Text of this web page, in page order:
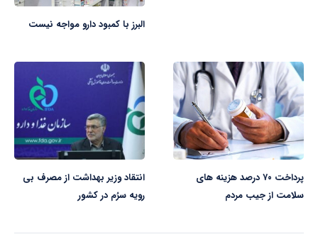
البرز با کمبود دارو مواجه نیست
پرداخت ۷۰ درصد هزینه های
سلامت از جیب مردم
انتقاد وزیر بهداشت از مصرف بی
رویه سرُم در کشور